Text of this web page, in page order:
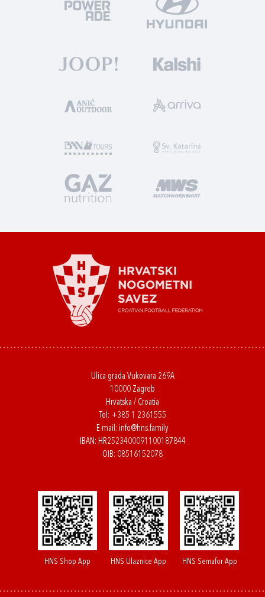
Ulica grada Vukovara 269A
10000 Zagreb
Hrvatska / Croatia
Tel: +385 1 2361555
E-mail: info@hns.family
IBAN: HR2523400091100187844
OIB: 08516152078
HNS Shop App HNS Ulaznice App HNS Semafor App